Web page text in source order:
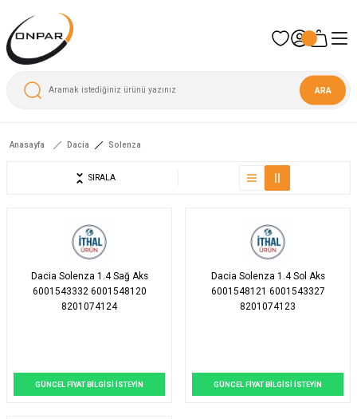
ARA
Anasayfa Dacia Solenza
SIRALA
Dacia Solenza 1.4 Sağ Aks
6001543332 6001548120
8201074124
GÜNCEL FİYAT BİLGİSİ İSTEYİN
Dacia Solenza 1.4 Sol Aks
6001548121 6001543327
8201074123
GÜNCEL FİYAT BİLGİSİ İSTEYİN